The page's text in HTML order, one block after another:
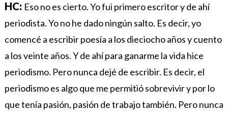
HC: Eso no es cierto. Yo fui primero escritor y de ahí
periodista. Yo no he dado ningún salto. Es decir, yo
comencé a escribir poesía a los dieciocho años y cuento
a los veinte años. Y de ahí para ganarme la vida hice
periodismo. Pero nunca dejé de escribir. Es decir, el
periodismo es algo que me permitió sobrevivir y por lo
que tenía pasión, pasión de trabajo también. Pero nunca